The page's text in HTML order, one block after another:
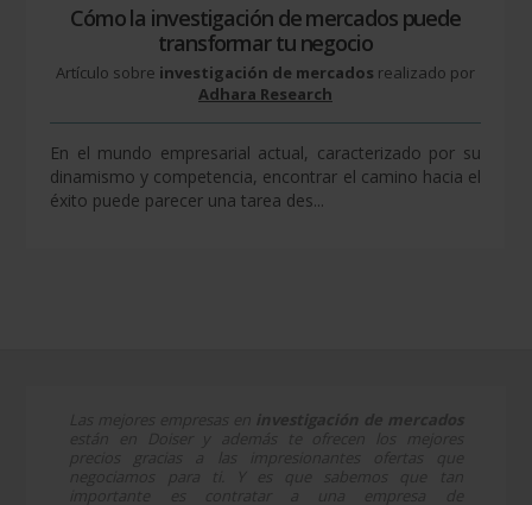
Cómo la investigación de mercados puede
transformar tu negocio
Artículo sobre investigación de mercados realizado por
Adhara Research
En el mundo empresarial actual, caracterizado por su
dinamismo y competencia, encontrar el camino hacia el
éxito puede parecer una tarea des...